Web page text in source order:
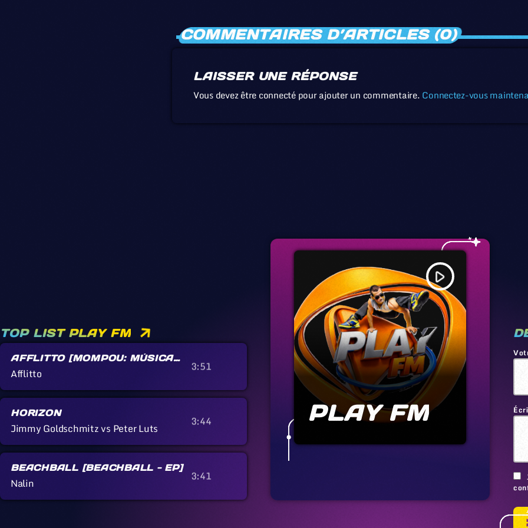
COMMENTAIRES D’ARTICLES (0)
LAISSER UNE RÉPONSE
Vous devez être connecté pour ajouter un commentaire. Connectez-vous
TOP LIST PLAY FM
AFFLITTO [MOMPOU: MÚSICA
CALLADA]
Afflitto 3:51
HORIZON
Jimmy Goldschmitz vs Peter Luts 3:44
BEACHBALL [BEACHBALL - EP]
Nalin 3:41
play_arrow
PLAY FM